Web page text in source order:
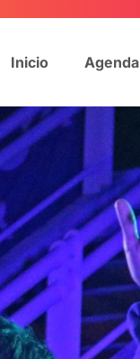
Inicio Agenda